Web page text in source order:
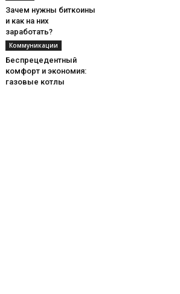
Зачем нужны биткоины
и как на них
заработать?
Коммуникации
Беспрецедентный
комфорт и экономия:
газовые котлы